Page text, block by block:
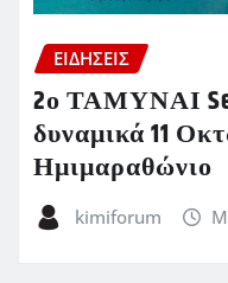
ΕΙΔΗΣΕΙΣ
2ο ΤΑΜΥΝΑΙ
δυναμικά 11
Ημιμαραθώνιο
kimiforum